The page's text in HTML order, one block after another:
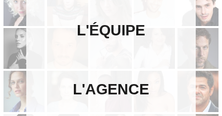
L'ÉQUIPE
L'AGENCE